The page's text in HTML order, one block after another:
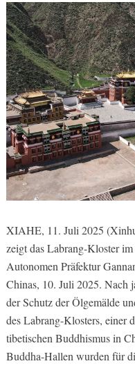
XIAHE, 11. Juli 2025
zeigt das Labrang-Kloster
Autonomen Präfektur
Chinas, 10. Juli 2025. Nach
der Schutz der Ölgemälde
des Labrang-Klosters, einer
tibetischen Buddhismus in
Buddha-Hallen wurden für